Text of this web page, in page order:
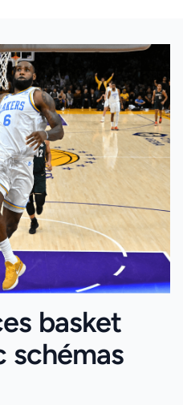
basket
schémas